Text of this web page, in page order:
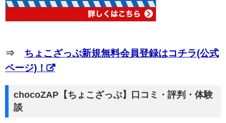
⇒ ちょこざっぷ新規無料会員登録はコチラ(公式
ページ)！
chocoZAP【ちょこざっぷ】口コミ・評判・体験
談